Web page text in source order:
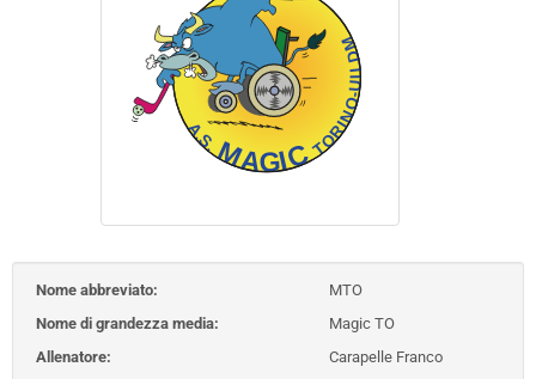
Nome abbreviato:
MTO
Nome di grandezza media:
Magic TO
Allenatore:
Carapelle Franco